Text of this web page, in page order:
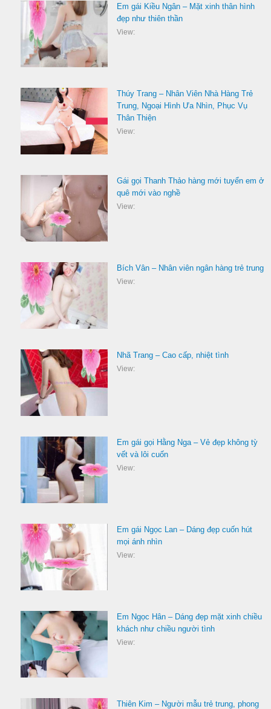
Em gái Kiều Ngân – Mặt xinh thân hình
đẹp như thiên thần
View:
Thúy Trang – Nhân Viên Nhà Hàng Trẻ
Trung, Ngoại Hình Ưa Nhìn, Phục Vụ
Thân Thiện
View:
Gái gọi Thanh Thảo hàng mới tuyển em ở
quê mới vào nghề
View:
Bích Vân – Nhân viên ngân hàng trẻ trung
View:
Nhã Trang – Cao cấp, nhiệt tình
View:
Em gái gọi Hằng Nga – Vẻ đẹp không tỳ
vết và lôi cuốn
View:
Em gái Ngọc Lan – Dáng đẹp cuốn hút
mọi ánh nhìn
View:
Em Ngọc Hân – Dáng đẹp mặt xinh chiều
khách như chiều người tình
View:
Thiên Kim – Người mẫu trẻ trung, phong